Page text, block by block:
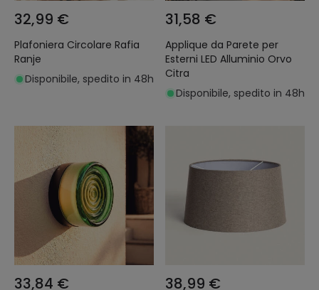
32,99 €
Plafoniera Circolare Rafia
Ranje
Disponibile, spedito in 48h
31,58 €
Applique da Parete per
Esterni LED Alluminio Orvo
Citra
Disponibile, spedito in 48h
33,84 € 38,99 €